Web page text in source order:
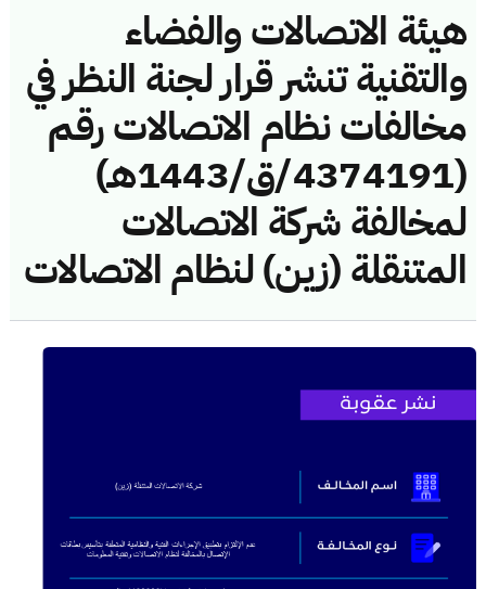
هيئة الاتصالات والفضاء
والتقنية تنشر قرار لجنة النظر في
مخالفات نظام الاتصالات رقم
(4374191/ق/1443هـ)
لمخالفة شركة الاتصالات
المتنقلة (زين) لنظام الاتصالات